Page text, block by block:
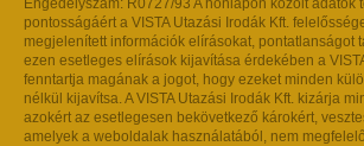
Engedélyszám: R0727/93 A honlapon közölt adatok
pontosságáért a VISTA Utazási Irodák Kft.
megjelenített információk elírásokat, pontatlanságot
ezen esetleges elírások kijavítása érdekében a
fenntartja magának a jogot, hogy ezeket minden
nélkül kijavítsa. A VISTA Utazási Irodák Kft. kizárja
azokért az esetlegesen bekövetkező károkért,
amelyek a weboldalak használatából, nem